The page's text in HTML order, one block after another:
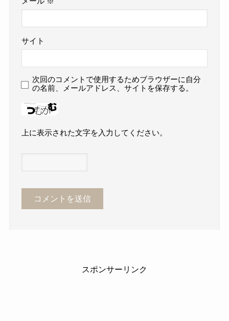
サイト
次回のコメントで使用するためブラウザーに自分
の名前、メールアドレス、サイトを保存する。
上に表示された文字を入力してください。
スポンサーリンク